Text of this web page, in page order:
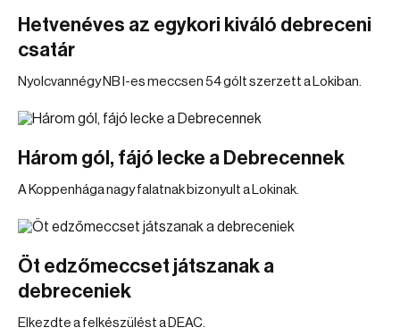
Hetvenéves az egykori kiváló debreceni
csatár
Nyolcvannégy NB I-es meccsen 54 gólt szerzett a Lokiban.
Három gól, fájó lecke a Debrecennek
A Koppenhága nagy falatnak bizonyult a Lokinak.
Öt edzőmeccset játszanak a
debreceniek
Elkezdte a felkészülést a DEAC.